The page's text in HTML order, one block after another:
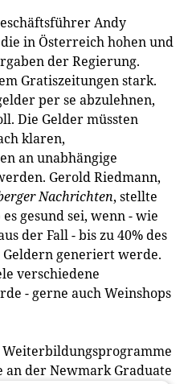
Andy
in Österreich hohen und
der Regierung.
Gratiszeitungen stark.
per se abzulehnen,
Die Gelder müssten
klaren,
an unabhängige
Gerold Riedmann,
Nachrichten, stellte
gesund sei, wenn - wie
der Fall - bis zu 40% des
Geldern generiert werde.
verschiedene
- gerne auch Weinshops
der Newmark Graduate